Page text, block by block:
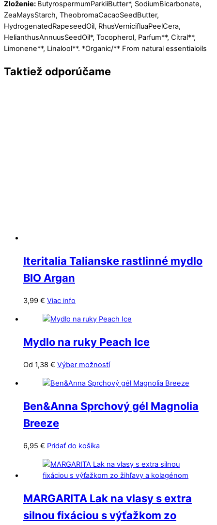
Zloženie: ButyrospermumParkiiButter*, SodiumBicarbonate,
ZeaMaysStarch, TheobromaCacaoSeedButter,
HydrogenatedRapeseedOil, RhusVernicifluaPeelCera,
HelianthusAnnuusSeedOil*, Tocopherol, Parfum**, Citral**,
Limonene**, Linalool**. *Organic/** From natural essentialoils
Taktiež odporúčame
Iteritalia Talianske rastlinné mydlo
BIO Argan
3,99 € Viac info
Mydlo na ruky Peach Ice
Od 1,38 € Výber možnostíTento
má
variantov.
na
stránke
Ben&Anna Sprchový gél Magnolia
Breeze
6,95 € Pridať do košíka
MARGARITA Lak na vlasy s extra
silnou fixáciou s výťažkom zo